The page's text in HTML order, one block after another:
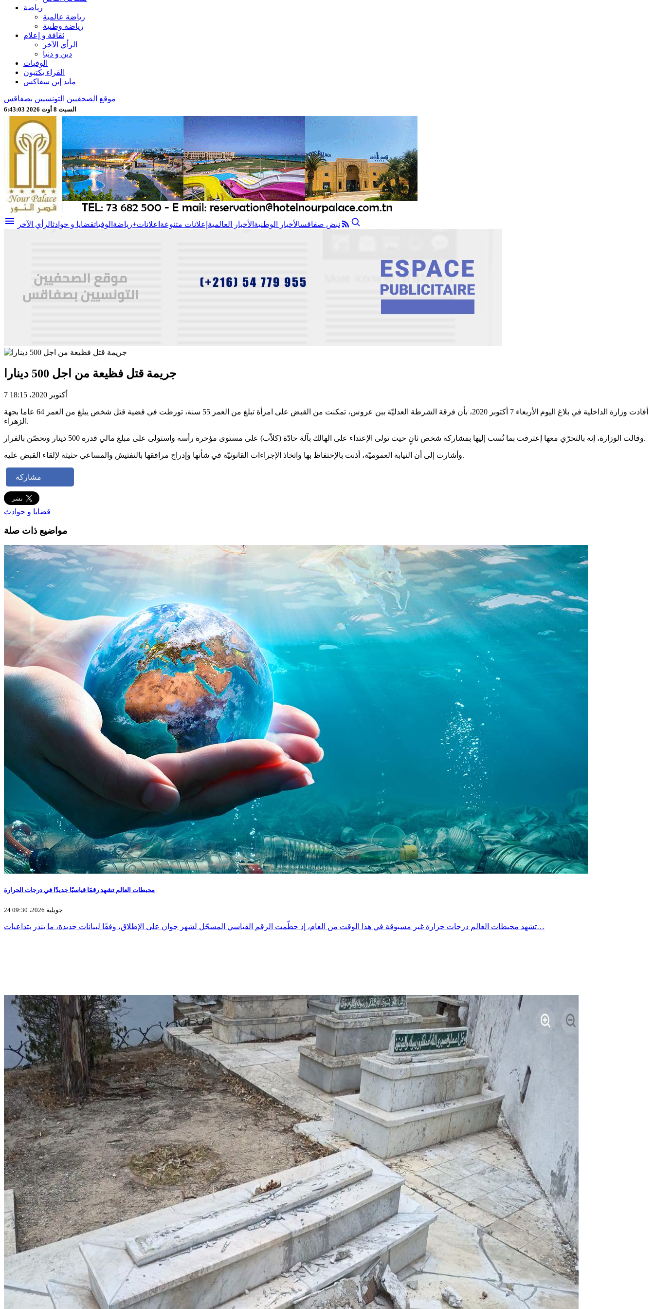
رياضة
رياضة عالمية
رياضة وطنية
ثقافة و إعلام
الرأي الآخر
دين و دنيا
الوفيات
القراء يكتبون
مايد إين سفاكس
موقع الصحفيين التونسيين بصفاقس
السبت 8 أوت 2026 6:43:05
menu نبض صفاقسالأخبار الوطنية الأخبار العالمية إعلانات متنوعة اعلانات+رياضة الوفياتقضايا و حوادثالرأي الآخر
جريمة قتل فظيعة من اجل 500 دينارا
7 أكتوبر 2020، 18:15
أفادت وزارة الداخلية في بلاغ اليوم الأربعاء 7 أكتوبر 2020، بأن فرقة الشرطة العدليّة ببن عروس، تمكنت من القبض على امرأة تبلغ من العمر 55 سنة، تورطت في قضية قتل شخص يبلغ من العمر 64 عاما بجهة
الزهراء.
وقالت الوزارة، إنه بالتحرّي معها إعترفت بما نُسب إليها بمشاركة شخص ثانٍ حيث تولى الإعتداء على الهالك بآلة حادّة (كلاّب) على مستوى مؤخرة رأسه واستولى على مبلغ مالي قدره 500 دينار وتحصّن بالفرار.
وأشارت إلى أن النيابة العموميّة، أذنت بالإحتفاظ بها واتخاذ الإجراءات القانونيّة في شأنها وإدراج مرافقها بالتفتيش والمساعي حثيثة لإلقاء القبض عليه.
مشاركة
قضايا و حوادث
مواضيع ذات صلة
محيطات العالم تشهد رقمًا قياسيًا جديدّا في درجات الحرارة
24 جويلية 2026، 09:30
تشهد محيطات العالم درجات حرارة غير مسبوقة في هذا الوقت من العام، إذ حطّمت الرقم القياسي المسجّل لشهر جوان على الإطلاق، وفقًا لبيانات جديدة، ما ينذر بتداعيات…